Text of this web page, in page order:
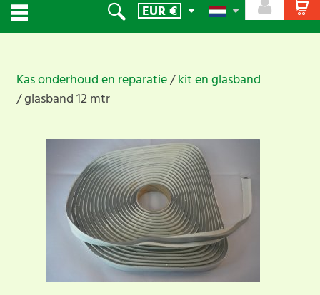
EUR€
Kas onderhoud en reparatie kit en glasband
glasband 12 mtr